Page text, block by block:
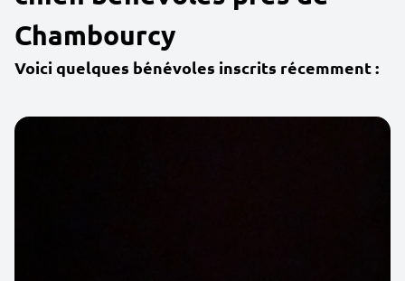
Chambourcy
Voici quelques bénévoles inscrits récemment :